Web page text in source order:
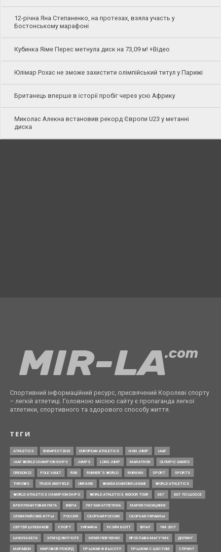
12-річна Яна Степаненко, на протезах, взяла участь у
Бостонському марафоні
Кубинка Яіме Перес метнула диск на 73,09 м! +Відео
Юлімар Рохас не зможе захистити олімпійський титул у Парижі
Британець вперше в історії пробіг через усю Африку
Миколас Алекна встановив рекорд Європи U23 у метанні
диска
Спортивний інформаційний ресурс, присвячений Королеві спорту
– легкій атлетиці. Головною місією сайту є пропаганда легкої
атлетики, спортивного та здорового способу життя.
ТЕГИ
ATHLETICS BUDAPEST2023 EUROPEAN ATHLETICS HIGH JUMP IAAF
IAAF WORLD CHAMPIONSHIPS JUMPS LONG JUMP MARATHON OLYMPIC GAMES
OREGON22 POLE VAULT RUN RUNNER’S WORLD RUNNING SPORT SPORTS
THROWS TRACK AND FIELD UKRAINE WANDA DIAMOND LEAGUE WORLD ATHLETICS
WORLD ATHLETICS CHAMPIONSHIPS WORLD ATHLETICS INDOOR TOUR БЕГ БЕГ ПО ШОССЕ
БРИЛЛИАНТОВАЯ ЛИГА ВФЛА ЛЕГКАЯ АТЛЕТИКА МАРИЯ ЛАСИЦКЕНЕ
ОЛИМПИЙСКИЕ ИГРЫ РОССИЯ СБОРНАЯ РОССИИ СБОРНАЯ УКРАИНЫ
СЕРГЕЙ ШУБЕНКОВ СПОРТ УКРАИНА УСЭЙН БОЛТ ФЛАУ ЧМ-2017
ШКОЛА БЕГА ЭЛИУД КИПЧОГЕ ЮЛИЯ ЛЕВЧЕНКО ЯРОСЛАВА МАГУЧИХ ДОПИНГ
МАРАФОН МИРОВОЙ РЕКОРД ПРЫЖКИ В ВЫСОТУ ПРЫЖКИ С ШЕСТОМ СПРИНТ